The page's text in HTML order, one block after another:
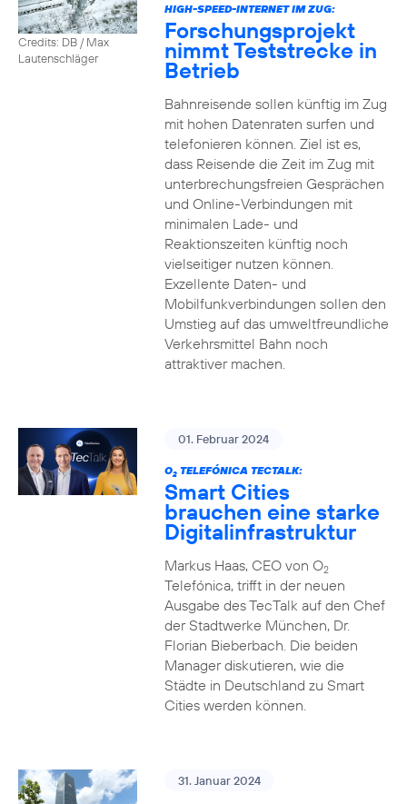
Credits: DB / Max
Lautenschläger
HIGH-SPEED-INTERNET IM ZUG:
Forschungsprojekt
nimmt Teststrecke in
Betrieb
Bahnreisende sollen künftig im Zug
mit hohen Datenraten surfen und
telefonieren können. Ziel ist es,
dass Reisende die Zeit im Zug mit
unterbrechungsfreien Gesprächen
und Online-Verbindungen mit
minimalen Lade- und
Reaktionszeiten künftig noch
vielseitiger nutzen können.
Exzellente Daten- und
Mobilfunkverbindungen sollen den
Umstieg auf das umweltfreundliche
Verkehrsmittel Bahn noch
attraktiver machen.
01. Februar 2024
O2TELEFÓNICA TECTALK:
Smart Cities
brauchen eine starke
Digitalinfrastruktur
Markus Haas, CEO von O2
Telefónica, trifft in der neuen
Ausgabe des TecTalk auf den Chef
der Stadtwerke München, Dr.
Florian Bieberbach. Die beiden
Manager diskutieren, wie die
Städte in Deutschland zu Smart
Cities werden können.
31. Januar 2024